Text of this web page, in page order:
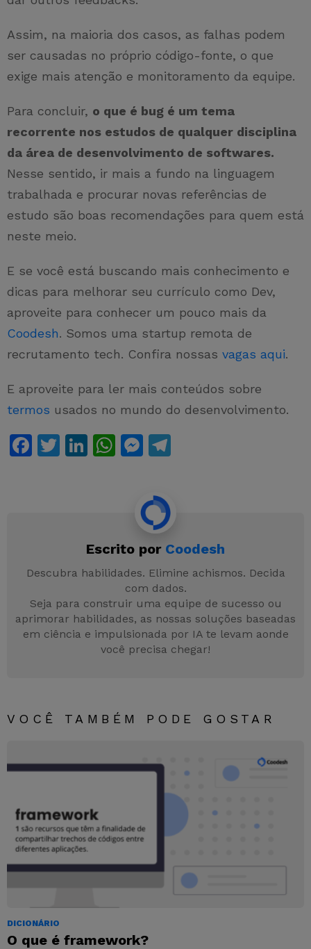
Assim, na maioria dos casos, as falhas podem
ser causadas no próprio código-fonte, o que
exige mais atenção e monitoramento da equipe.
Para concluir, o que é bug é um tema
recorrente nos estudos de qualquer disciplina
da área de desenvolvimento de softwares.
Nesse sentido, ir mais a fundo na linguagem
trabalhada e procurar novas referências de
estudo são boas recomendações para quem está
neste meio.
E se você está buscando mais conhecimento e
dicas para melhorar seu currículo como Dev,
aproveite para conhecer um pouco mais da
Coodesh. Somos uma startup remota de
recrutamento tech. Confira nossas vagas aqui.
E aproveite para ler mais conteúdos sobre
termos usados no mundo do desenvolvimento.
F
o
k
T
Li
n
W
p
p
M
s
s
e
n
g
er
m
Escrito por Coodesh
Descubra habilidades. Elimine achismos. Decida
com dados.
Seja para construir uma equipe de sucesso ou
aprimorar habilidades, as nossas soluções baseadas
em ciência e impulsionada por IA te levam aonde
você precisa chegar!
VOCÊ TAMBÉM PODE GOSTAR
DICIONÁRIO
O que é framework?